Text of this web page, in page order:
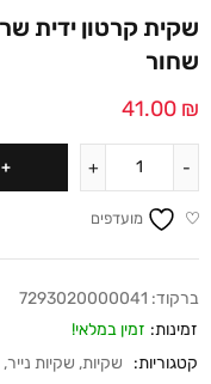
שחור
41.00 ₪
מועדפים
ברקוד: 7293020000041
זמינות: זמין במלאי!
קטגוריות:
שקיות, שקיות נייר,